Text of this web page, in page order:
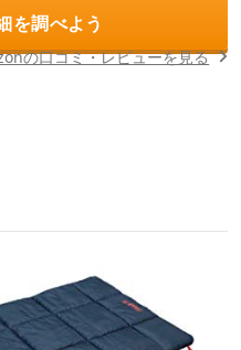
を調べよう
の口コミ・レビューを見る